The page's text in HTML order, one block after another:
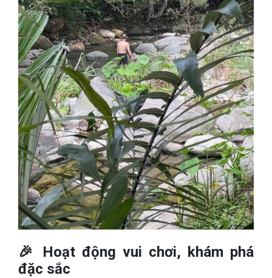
🎉 Hoạt động vui chơi, khám phá
đặc sắc